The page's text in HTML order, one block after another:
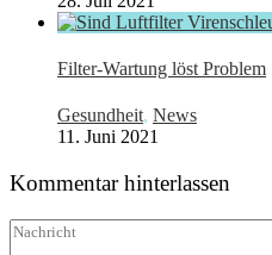
Filter-Wartung löst Problem
Gesundheit, News
11. Juni 2021
Kommentar hinterlassen